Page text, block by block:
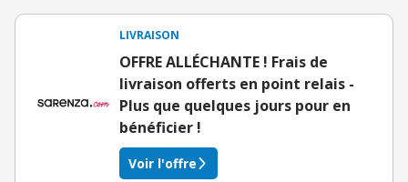
LIVRAISON
OFFRE ALLÉCHANTE ! Frais de
livraison offerts en point relais -
Plus que quelques jours pour en
bénéficier !
Voir l'offre